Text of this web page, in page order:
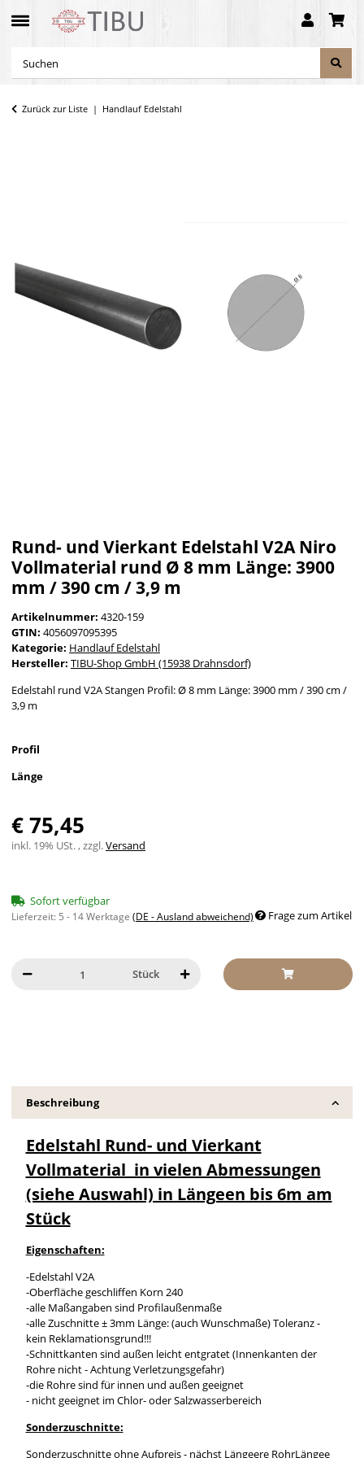
Zurück zur Liste Handlauf Edelstahl
Rund- und Vierkant Edelstahl V2A Niro
Vollmaterial rund Ø 8 mm Länge: 3900
mm / 390 cm / 3,9 m
Artikelnummer: 4320-159
GTIN: 4056097095395
Kategorie: Handlauf Edelstahl
Hersteller: TIBU-Shop GmbH (15938 Drahnsdorf)
Edelstahl rund V2A Stangen Profil: Ø 8 mm Länge: 3900 mm / 390 cm /
3,9 m
Profil
Länge
€ 75,45
inkl. 19% USt. , zzgl.Versand
Sofort verfügbar
Lieferzeit: 5 - 14 Werktage (DE - Ausland abweichend) Frage zum Artikel
Stück
Beschreibung
Edelstahl Rund- und Vierkant
Vollmaterial in vielen Abmessungen
(siehe Auswahl) in Längeen bis 6m am
Stück
Eigenschaften:
-Edelstahl V2A
-Oberfläche geschliffen Korn 240
-alle Maßangaben sind Profilaußenmaße
-alle Zuschnitte ± 3mm Länge: (auch Wunschmaße) Toleranz -
kein Reklamationsgrund!!!
-Schnittkanten sind außen leicht entgratet (Innenkanten der
Rohre nicht - Achtung Verletzungsgefahr)
-die Rohre sind für innen und außen geeignet
- nicht geeignet im Chlor- oder Salzwasserbereich
Sonderzuschnitte:
Sonderzuschnitte ohne Aufpreis - nächst Längeere RohrLängee